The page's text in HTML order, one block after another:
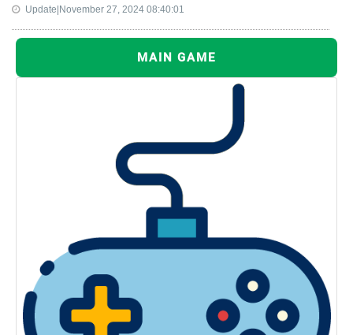
Update|November 27, 2024 08:40:01
MAIN GAME